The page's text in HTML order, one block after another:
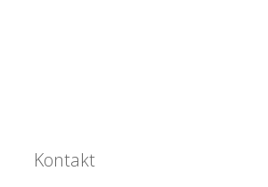
Kontakt